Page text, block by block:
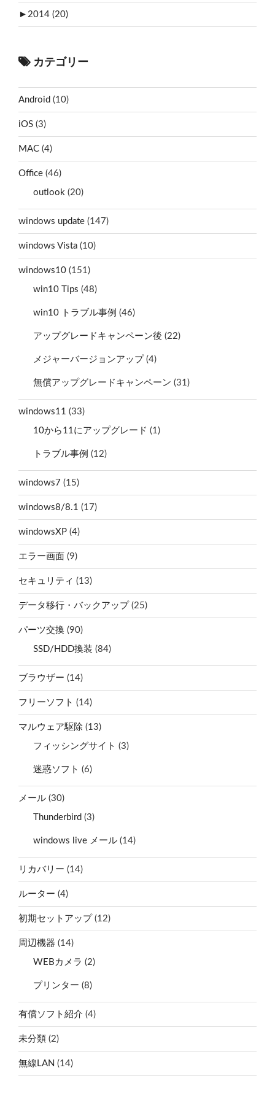
► 2014 (20)
カテゴリー
Android (10)
iOS (3)
MAC (4)
Office (46)
outlook (20)
windows update (147)
windows Vista (10)
windows10 (151)
win10 Tips (48)
win10 トラブル事例 (46)
アップグレードキャンペーン後 (22)
メジャーバージョンアップ (4)
無償アップグレードキャンペーン (31)
windows11 (33)
10から11にアップグレード (1)
トラブル事例 (12)
windows7 (15)
windows8/8.1 (17)
windowsXP (4)
エラー画面 (9)
セキュリティ (13)
データ移行・バックアップ (25)
パーツ交換 (90)
SSD/HDD換装 (84)
ブラウザー (14)
フリーソフト (14)
マルウェア駆除 (13)
フィッシングサイト (3)
迷惑ソフト (6)
メール (30)
Thunderbird (3)
windows live メール (14)
リカバリー (14)
ルーター (4)
初期セットアップ (12)
周辺機器 (14)
WEBカメラ (2)
プリンター (8)
有償ソフト紹介 (4)
未分類 (2)
無線LAN (14)